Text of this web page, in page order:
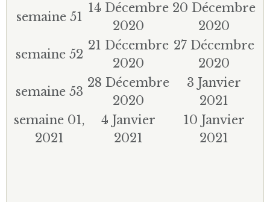
semaine 51
14 Décembre
2020
20 Décembre
2020
semaine 52
21 Décembre
2020
27 Décembre
2020
semaine 53
28 Décembre
2020
3 Janvier
2021
semaine 01,
2021
4 Janvier
2021
10 Janvier
2021